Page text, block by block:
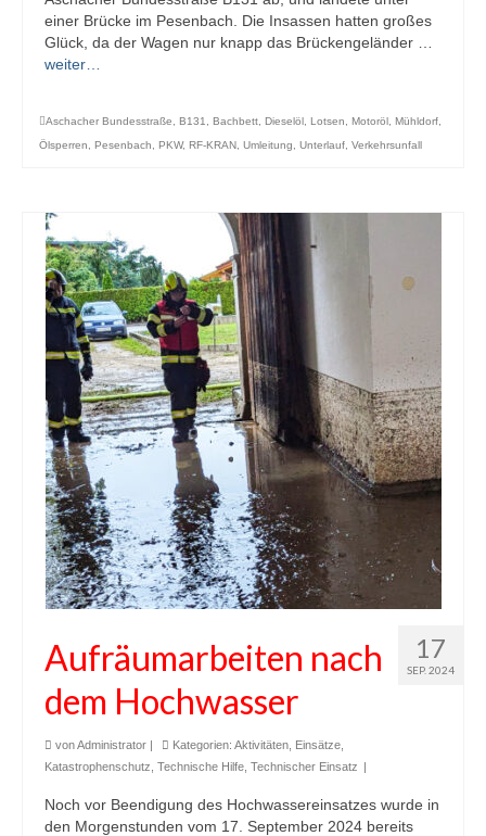
einer Brücke im Pesenbach. Die Insassen hatten großes
Glück, da der Wagen nur knapp das Brückengeländer …
weiter…
Aschacher Bundesstraße B131 Bachbett Dieselöl Lotsen Motoröl Mühldorf
Ölsperren
Pesenbach PKW, RF-KRAN Umleitung Unterlauf Verkehrsunfall
17
SEP. 2024
Aufräumarbeiten nach
dem Hochwasser
vonAdministrator | Kategorien: Aktivitäten Einsätze
Katastrophenschutz Technische Hilfe Technischer Einsatz |
Noch vor Beendigung des Hochwassereinsatzes wurde in
den Morgenstunden vom 17. September 2024 bereits